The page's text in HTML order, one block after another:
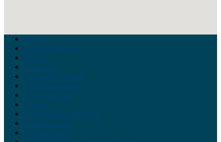
Главная
Война на Украине
Новости
Аналитика
Тайны Геополитики
Российские элиты
Теория заговора
Украина
Новый Мировой Порядок
Тайны истории
Обратная связь